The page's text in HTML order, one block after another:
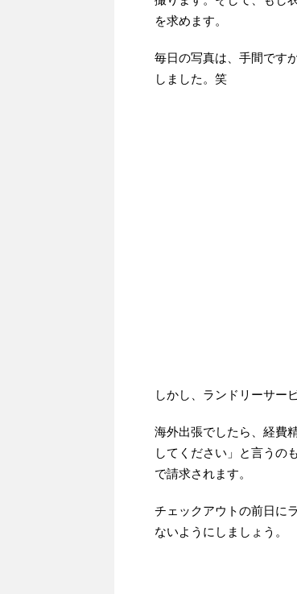
を求めます。
毎日の写真は、手間です
しました。笑
しかし、ランドリーサー
海外出張でしたら、経費
してください」と言うの
で請求されます。
チェックアウトの前日に
ないようにしましょう。